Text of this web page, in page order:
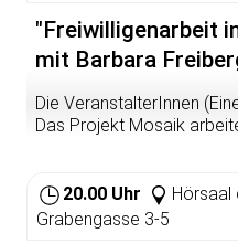
"Freiwilligenarbeit
mit Barbara
Die VeranstalterInnen
Das Projekt Mosaik
Guatemala aufhielten,
zusammen um zu helfen.
20.00 Uhr
Hörsaal
Grabengasse 3-5